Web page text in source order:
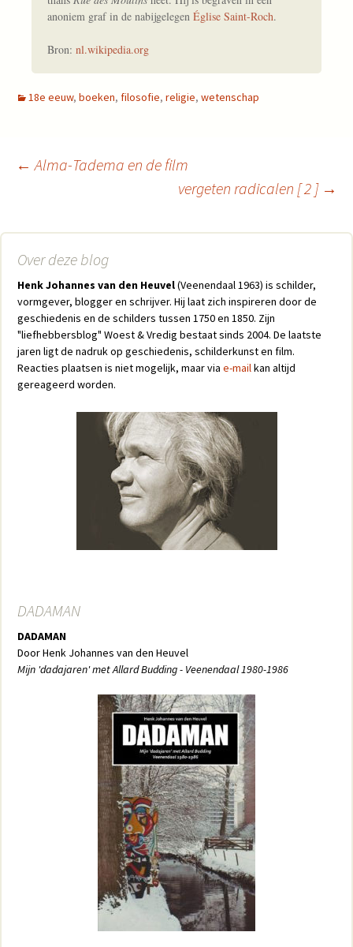
anoniem graf in de nabijgelegen Église Saint-Roch.
Bron: nl.wikipedia.org
18e eeuw, boeken, filosofie, religie, wetenschap
Berichtnavigatie
← Alma-Tadema en de film
vergeten radicalen [ 2 ] →
Over deze blog
Henk Johannes van den Heuvel(Veenendaal 1963) is schilder,
vormgever, blogger en schrijver. Hij laat zich inspireren door de
geschiedenis en de schilders tussen 1750 en 1850. Zijn
"liefhebbersblog" Woest & Vredig bestaat sinds 2004. De laatste
jaren ligt de nadruk op geschiedenis, schilderkunst en film.
Reacties plaatsen is niet mogelijk, maar via e-mailkan altijd
gereageerd worden.
DADAMAN
DADAMAN
Door Henk Johannes van den Heuvel
Mijn 'dadajaren' met Allard Budding - Veenendaal 1980-1986